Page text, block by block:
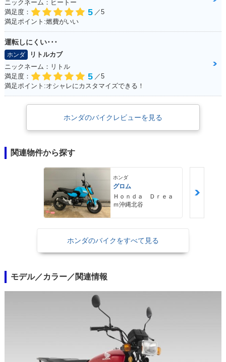
ニックネーム：ヒートー
満足度：
5 ／5
満足ポイント:燃費がいい
運転しにくい･･･
ホンダ
リトルカブ
ニックネーム：リトル
満足度：
5 ／5
満足ポイント:オシャレにカスタマイズできる！
ホンダのバイクレビューを見る
関連物件から探す
ホンダ
グロム
Ｈｏｎｄａ Ｄｒｅａ
ｍ沖縄北谷
ホンダのバイクをすべて見る
モデル／カラー／関連情報